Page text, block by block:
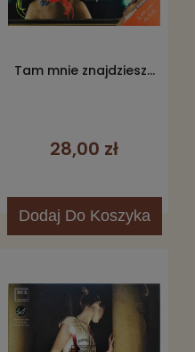
Tam mnie znajdziesz...
28,00 zł
Dodaj Do Koszyka